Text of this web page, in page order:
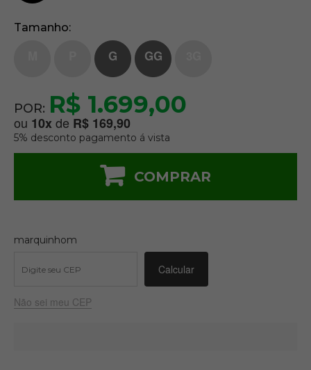
Tamanho
G GG
POR: R$ 1.699,00
ou 10xde R$ 169,90
5% desconto pagamento á vista
COMPRAR
marquinhom
Não sei meu CEP